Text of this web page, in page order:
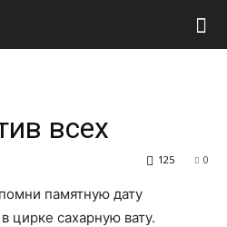
всех
0
125
памятную дату
цирке сахарную вату.